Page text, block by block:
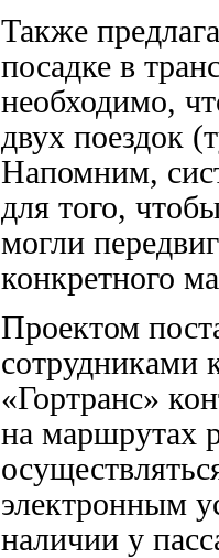
Также
посадке в
необходимо,
двух поездок
Напомним,
для того,
могли
конкретного
Проектом
сотрудниками
«Гортранс»
на маршрутах
электронным
наличии у